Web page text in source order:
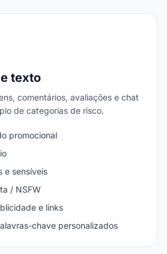
texto
comentários, avaliações e chat
de categorias de risco.
promocional
e sensíveis
/ NSFW
e links
chave personalizados